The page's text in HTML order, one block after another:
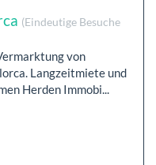
(Eindeutige Besuche
von
Langzeitmiete und
Herden Immobi...